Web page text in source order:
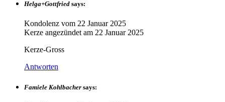
Helga+Gottfried says:
Kondolenz vom 22 Januar 2025
Kerze angezündet am 22 Januar 2025
Kerze-Gross
Antworten
Famiele Kohlbacher says: